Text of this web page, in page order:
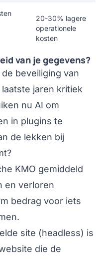
20-30% lagere
operationele
kosten
van je gegevens?
beveiliging van
jaren kritiek
nu AI om
in plugins te
de lekken bij
KMO gemiddeld
en verloren
bedrag voor iets
site (headless) is
die de